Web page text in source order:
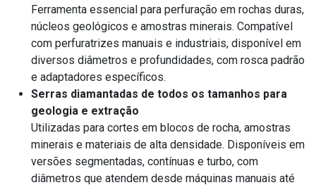
Ferramenta essencial para perfuração em rochas duras,
núcleos geológicos e amostras minerais. Compatível
com perfuratrizes manuais e industriais, disponível em
diversos diâmetros e profundidades, com rosca padrão
e adaptadores específicos.
Serras diamantadas de todos os tamanhos para
geologia e extração
Utilizadas para cortes em blocos de rocha, amostras
minerais e materiais de alta densidade. Disponíveis em
versões segmentadas, contínuas e turbo, com
diâmetros que atendem desde máquinas manuais até